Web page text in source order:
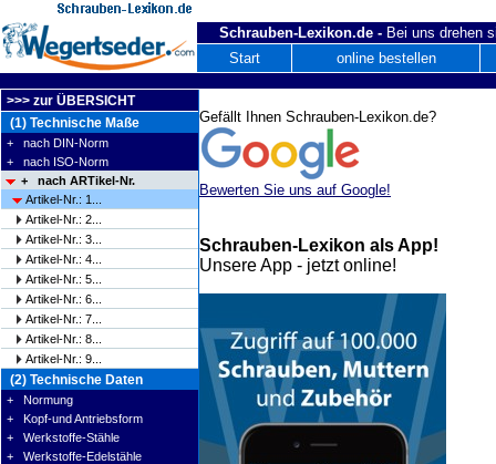
Schrauben-Lexikon.de - Bei uns drehen
Start
online bestellen
>>> zur ÜBERSICHT
(1) Technische Maße
+ nach DIN-Norm
+ nach ISO-Norm
+ nach ARTikel-Nr.
Artikel-Nr.: 1...
Artikel-Nr.: 2...
Artikel-Nr.: 3...
Artikel-Nr.: 4...
Artikel-Nr.: 5...
Artikel-Nr.: 6...
Artikel-Nr.: 7...
Artikel-Nr.: 8...
Artikel-Nr.: 9...
(2) Technische Daten
+ Normung
+ Kopf-und Antriebsform
+ Werkstoffe-Stähle
+ Werkstoffe-Edelstähle
Gefällt Ihnen Schrauben-Lexikon.de?
Bewerten Sie uns auf Google!
Schrauben-Lexikon als App!
Unsere App - jetzt online!